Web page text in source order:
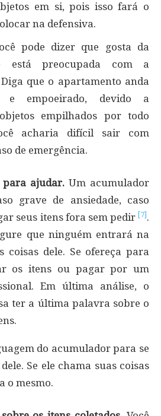
em si, pois isso fará o
na defensiva.
pode dizer que gosta da
está preocupada com a
que o apartamento anda
e empoeirado, devido a
empilhados por todo
acharia difícil sair com
de emergência.
para ajudar.Um acumulador
grave de ansiedade, caso
seus itens fora sem pedir [7].
que ninguém entrará na
coisas dele. Se ofereça para
os itens ou pagar por um
Em última análise, o
ter a última palavra sobre o
do acumulador para se
Se ele chama suas coisas
o mesmo.